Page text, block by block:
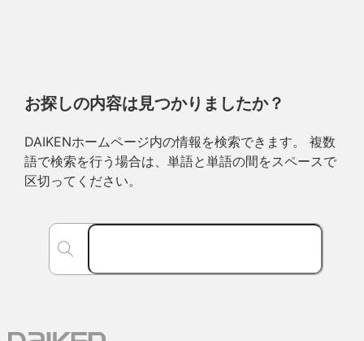
お探しの内容は見つかりましたか？
DAIKENホームページ内の情報を検索できます。 複数
語で検索を行う場合は、単語と単語の間をスペースで
区切ってください。